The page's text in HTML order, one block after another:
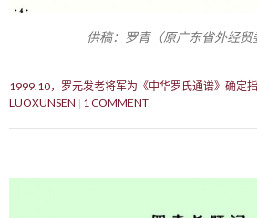
供稿：罗青（原广东省外经
1999.10，罗元发老将军为《中华罗氏通谱》确定
LUOXUNSEN
1 COMMENT